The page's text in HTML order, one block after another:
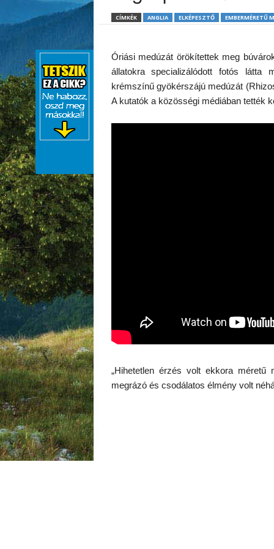
CÍMKÉK ANGLIA ELKÉPESZTŐ EMBERMÉRETŰ
Óriási medúzát örökítettek meg
állatokra specializálódott fotós látta
krémszínű gyökérszájú medúzát
A kutatók a közösségi médiában tették
„Hihetetlen érzés volt ekkora
megrázó és csodálatos élmény volt